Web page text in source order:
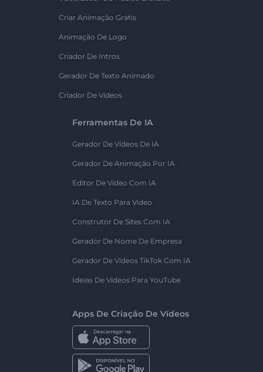
Criar Animação Grátis
Animação De Logo
Criador De Intros
Gerador De Texto Animado
Criador De Vídeos
Ferramentas De IA
Gerador De Vídeos De IA
Gerador De Animação Por IA
Editor De Vídeo Com IA
IA De Texto Para Vídeo
Construtor De Sites Com IA
Gerador De Nome De Empresa
Gerador De Vídeos TikTok Com IA
Ideias De Vídeos Para YouTube
Apps De Criação De Vídeos